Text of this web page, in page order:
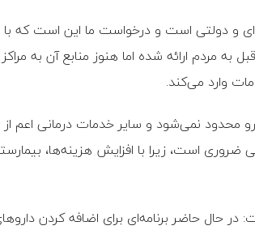
و دولتی است و درخواست ما این است
شود البته خدمات درمانی ۸ ماه قبل به مردم ارائه شده اما هنوز
وارد می‌کند.
محدود نمی‌شود و سایر خدمات درمانی اعم از
ضروری است، زیرا با افزایش هزینه‌ها،
حال حاضر برنامه‌ای برای اضافه کردن